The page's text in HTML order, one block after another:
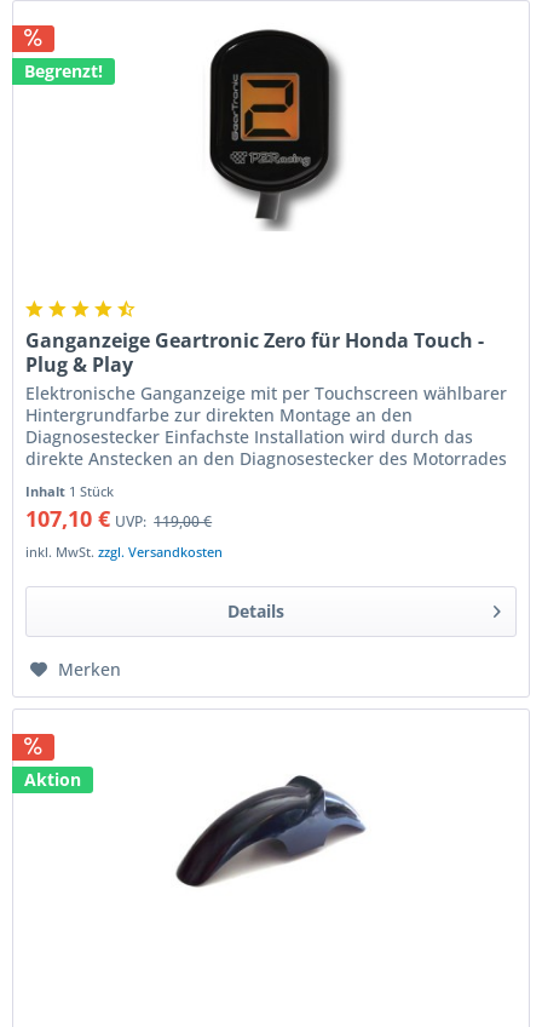
Begrenzt!
Ganganzeige Geartronic Zero für Honda Touch -
Plug & Play
Elektronische Ganganzeige mit per Touchscreen wählbarer
Hintergrundfarbe zur direkten Montage an den
Diagnosestecker Einfachste Installation wird durch das
direkte Anstecken an den Diagnosestecker des Motorrades
Inhalt 1 Stück
107,10 € UVP: 119,00 €
inkl. MwSt.zzgl. Versandkosten
Details
Merken
Aktion